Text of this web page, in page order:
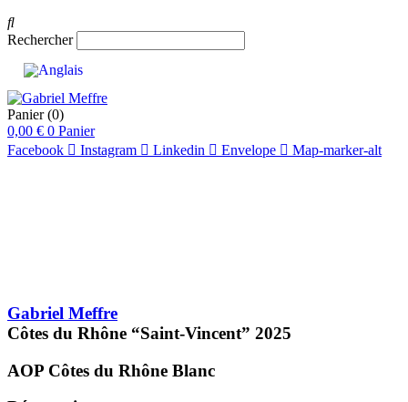
Rechercher
Panier (0)
0,00 € 0 Panier
Facebook
Instagram Linkedin Envelope Map-marker-alt
Gabriel Meffre
Côtes du Rhône “Saint-Vincent” 2025
AOP Côtes du Rhône Blanc